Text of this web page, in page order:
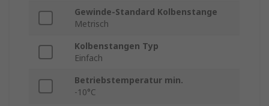
Gewinde-Standard Kolbenstange
Metrisch
Kolbenstangen Typ
Einfach
Betriebstemperatur min.
-10°C